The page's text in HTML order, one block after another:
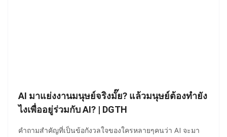
AI มาแย่งงานมนุษย์จริงมั๊ย? แล้วมนุษย์ต้องทำยัง
ไงเพื่ออยู่ร่วมกับ AI? | DGTH
คำถามสำคัญที่เป็นข้อกังวลใจของใครหลายๆคนว่า AI จะมา